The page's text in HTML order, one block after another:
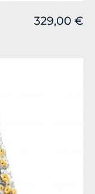
329,00 €
329,00 €